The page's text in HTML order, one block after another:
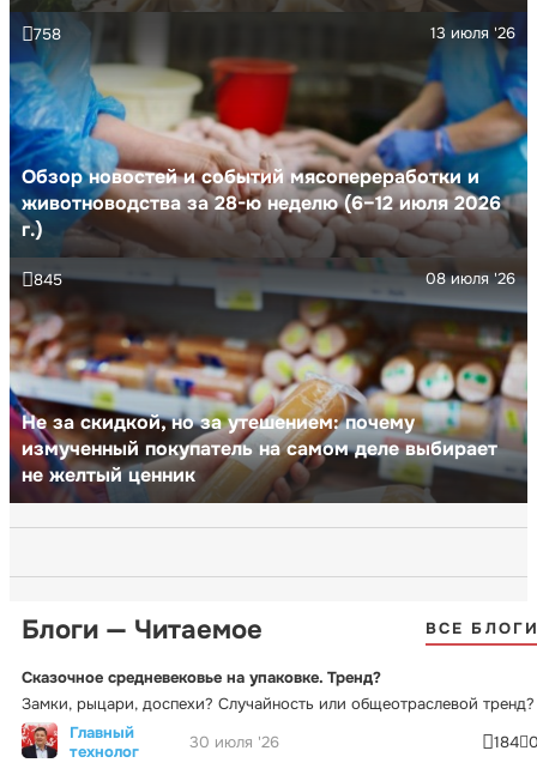
Обзор новостей и событий мясопереработки и
животноводства за 28-ю неделю (6–12 июля 2026
г.)
13 июля '26
758
Не за скидкой, но за утешением: почему
измученный покупатель на самом деле выбирает
не желтый ценник
08 июля '26
845
Блоги — Читаемое ВСЕ
Сказочное средневековье на упаковке. Тренд?
Замки, рыцари, доспехи? Случайность или общеотраслевой тренд?
Главный
технолог
30 июля '26 184